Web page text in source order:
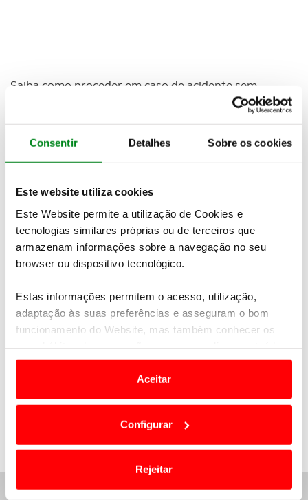
Consentir Detalhes Sobre os cookies
Este website utiliza cookies
Este Website permite a utilização de Cookies e
tecnologias similares próprias ou de terceiros que
armazenam informações sobre a navegação no seu
browser ou dispositivo tecnológico.
Estas informações permitem o acesso, utilização,
adaptação às suas preferências e asseguram o bom
funcionamento do Website, mas também conhecer os
e anúncios de modo a promover produtos e/ou serviços.
Em alguns casos, a utilização destas tecnologias
termos e a todo o tempo as suas preferências e limitando
o acesso a informações durante a navegação no
Aceitar
Configurar
Rejeitar
Saiba como proceder em caso de acidente sem
feridos. O que fazer e que papéis deve assinar. Veja o
ASSISTÊNCIA E APOIO 24H